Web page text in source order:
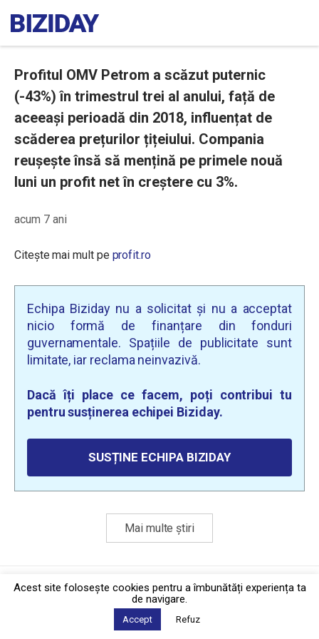
Profitul OMV Petrom a scăzut puternic
(-43%) în trimestrul trei al anului, față de
aceeași perioadă din 2018, influențat de
scăderea prețurilor țițeiului. Compania
reușește însă să mențină pe primele nouă
luni un profit net în creștere cu 3%.
acum 7 ani
Citește mai mult pe profit.ro
Echipa Biziday nu a solicitat și nu a acceptat
nicio formă de finanțare din fonduri
guvernamentale. Spațiile de publicitate sunt
limitate, iar reclama neinvazivă.
Dacă îți place ce facem, poți contribui tu
pentru susținerea echipei Biziday.
SUSȚINE ECHIPA BIZIDAY
Mai multe știri
Politica de confidențialitate·Contact
2026 © Biziday
Acest site foloseşte cookies pentru a îmbunătăți experiența ta
de navigare.
Accept Refuz